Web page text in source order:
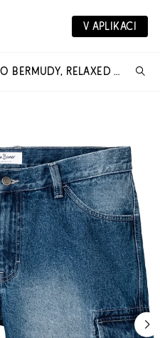
V APLIKACI
DLOUHÉ DŽÍNOVÉ CARGO BERMUDY, RELAXED FIT